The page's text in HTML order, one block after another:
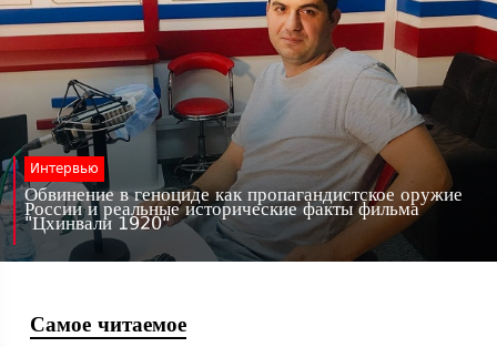
Интервью
Обвинение в геноциде как пропагандистское оружие
России и реальные исторические факты фильма
"Цхинвали 1920"
Самое читаемое